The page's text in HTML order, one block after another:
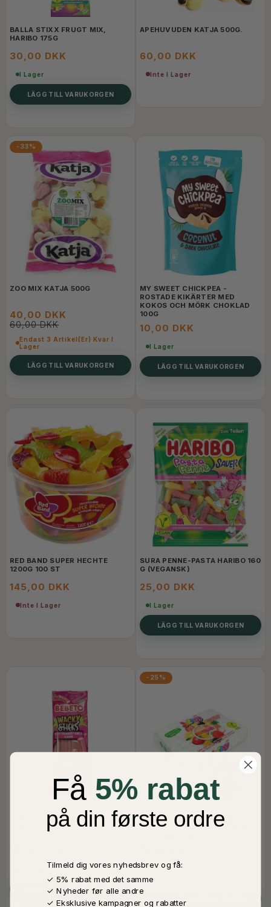
BALLA STIXX FRUGT MIX,
HARIBO 175G
30,00 DKK
I Lager
LÄGG TILL VARUKORGEN
APEHUVUDEN KATJA 500G.
60,00 DKK
Inte I Lager
-33%
ZOO MIX KATJA 500G
40,00 DKK
60,00 DKK
Endast 3 Artikel(er) Kvar I
Lager
LÄGG TILL VARUKORGEN
MY SWEET CHICKPEA -
ROSTADE KIKÄRTER MED
KOKOS OCH MÖRK CHOKLAD
100G
10,00 DKK
I Lager
LÄGG TILL VARUKORGEN
RED BAND SUPER HECHTE
1200G 100 ST
145,00 DKK
Inte I Lager
SURA PENNE-PASTA HARIBO 160
G (VEGANSK)
25,00 DKK
I Lager
LÄGG TILL VARUKORGEN
BEBETO WACKY STICKS,
BUBBLIG JORDGUBB-VANILJ, 75
17,00 DKK
LÄGG TILL VARUKORGEN
-25%
GELETINFRI VINGUMMI MED
ÆGTE FRUGTJUICE (VEGANSK),
40,00 DKK
I Lager
Få 5% rabat
på din første ordre
Tilmeld dig vores nyhedsbrev og få:
✓ 5% rabat med det samme
✓ Nyheder før alle andre
✓ Eksklusive kampagner og rabatter